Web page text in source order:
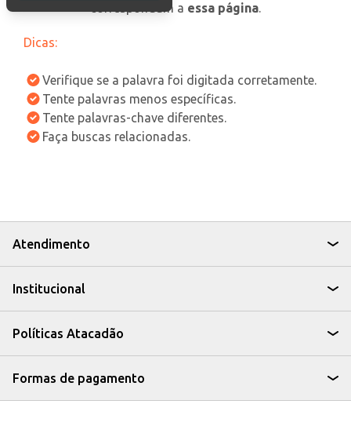
correspondam a essa página.
Dicas:
Verifique se a palavra foi digitada corretamente.
Tente palavras menos específicas.
Tente palavras-chave diferentes.
Faça buscas relacionadas.
Atendimento
Institucional
Políticas Atacadão
Formas de pagamento